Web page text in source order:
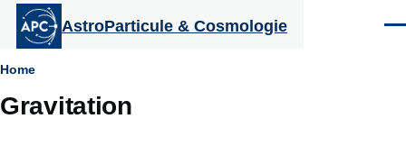
Aller au contenu principal
AstroParticule & Cosmologie
Fil
d'Ariane
Home
Gravitation